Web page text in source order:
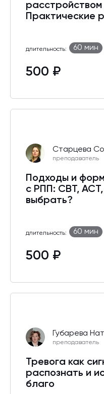
Практические
длительность: 60 мин
500 ₽
Старцева
преподаватель
Подходы и
с РПП: CBT,
выбрать?
длительность: 60 мин
500 ₽
Губарева
преподаватель
Тревога как
распознать и
благо